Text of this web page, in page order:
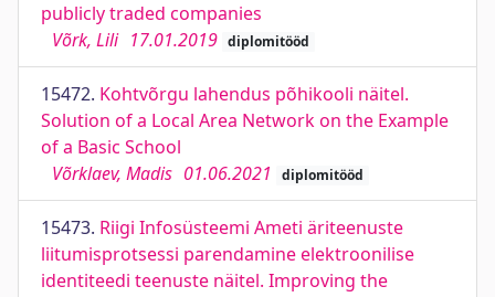
publicly traded companies
Võrk, Lili 17.01.2019 diplomitööd
15472. Kohtvõrgu lahendus põhikooli näitel.
Solution of a Local Area Network on the Example
of a Basic School
Võrklaev, Madis 01.06.2021 diplomitööd
15473. Riigi Infosüsteemi Ameti äriteenuste
liitumisprotsessi parendamine elektroonilise
identiteedi teenuste näitel. Improving the